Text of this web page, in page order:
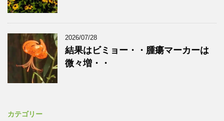
2026/07/28
結果はビミョー・・腫瘍マーカーは
微々増・・
カテゴリー